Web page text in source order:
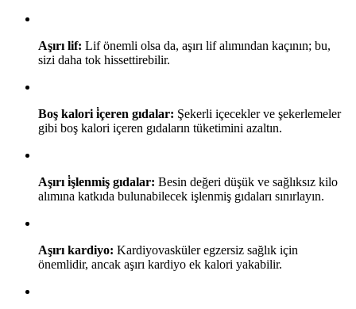
Aşırı lif: Lif önemli olsa da, aşırı lif alımından kaçının; bu,
sizi daha tok hissettirebilir.
Boş kalori i̇çeren gıdalar: Şekerli içecekler ve şekerlemeler
gibi boş kalori içeren gıdaların tüketimini azaltın.
Aşırı i̇şlenmiş gıdalar: Besin değeri düşük ve sağlıksız kilo
alımına katkıda bulunabilecek işlenmiş gıdaları sınırlayın.
Aşırı kardiyo: Kardiyovasküler egzersiz sağlık için
önemlidir, ancak aşırı kardiyo ek kalori yakabilir.